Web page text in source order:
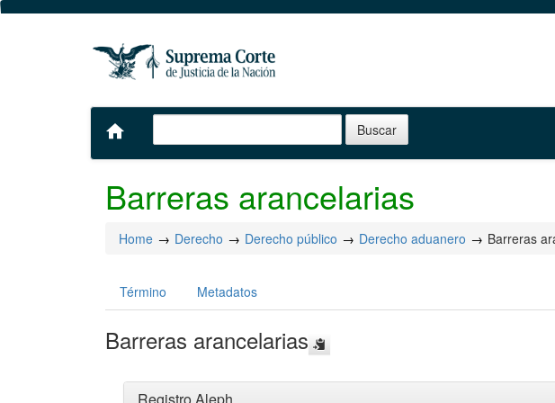
home
Barreras arancelarias
Home Derecho Derecho público Derecho aduanero Barreras
Término Metadatos
Barreras arancelarias